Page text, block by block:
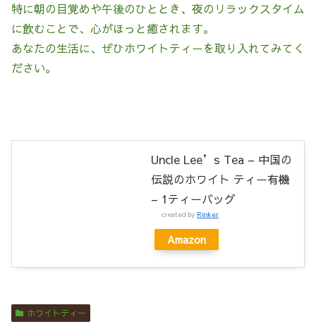
特に朝の目覚めや午後のひととき、夜のリラックスタイム
に飲むことで、心がほっと癒されます。
あなたの生活に、ぜひホワイトティーを取り入れてみてく
ださい。
Uncle Lee’s Tea – 中国の
伝説のホワイト ティー有機
– 1ティーバッグ
created by Rinker
Amazon
ホワイトティー